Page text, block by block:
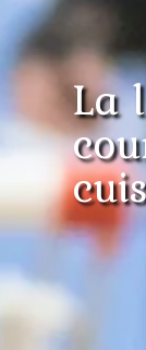
La